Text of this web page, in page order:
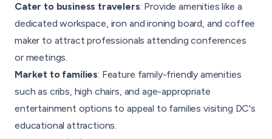
Cater to business travelers: Provide amenities like a
dedicated workspace, iron and ironing board, and coffee
maker to attract professionals attending conferences
or meetings.
Market to families: Feature family-friendly amenities
such as cribs, high chairs, and age-appropriate
entertainment options to appeal to families visiting DC's
educational attractions.